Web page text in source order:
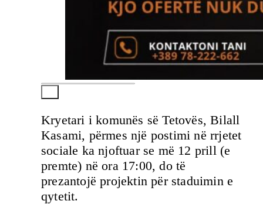
Kryetari i komunës së Tetovës, Bilall
Kasami, përmes një postimi në rrjetet
sociale ka njoftuar se më 12 prill (e
premte) në ora 17:00, do të
prezantojë projektin për staduimin e
qytetit.